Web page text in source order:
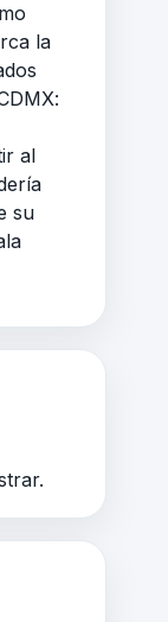
la
al
su